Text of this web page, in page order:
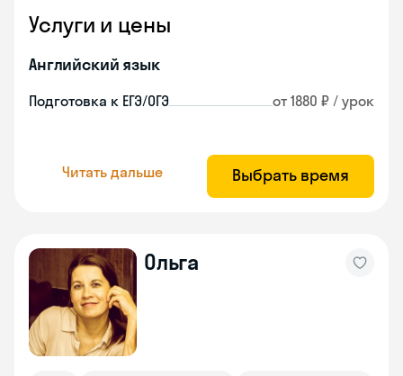
Услуги и цены
Английский язык
Подготовка к ЕГЭ/ОГЭ от 1880 ₽ / урок
Читать дальше Выбрать время
Ольга